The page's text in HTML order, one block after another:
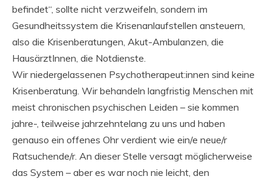
befindet“, sollte nicht verzweifeln, sondern im
Gesundheitssystem die Krisenanlaufstellen ansteuern,
also die Krisenberatungen, Akut-Ambulanzen, die
HausärztInnen, die Notdienste.
Wir niedergelassenen Psychotherapeut:innen sind keine
Krisenberatung. Wir behandeln langfristig Menschen mit
meist chronischen psychischen Leiden – sie kommen
jahre-, teilweise jahrzehntelang zu uns und haben
genauso ein offenes Ohr verdient wie ein/e neue/r
Ratsuchende/r. An dieser Stelle versagt möglicherweise
das System – aber es war noch nie leicht, den